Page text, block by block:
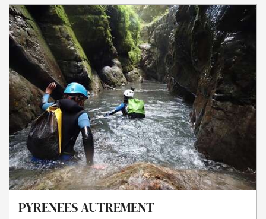
PYRENEES AUTREMENT